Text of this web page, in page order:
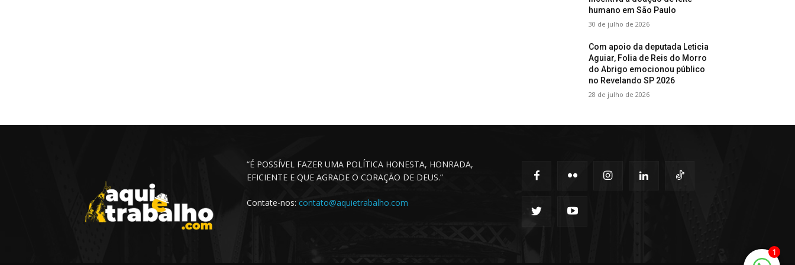
humano em São Paulo
30 de julho de 2026
Com apoio da deputada Leticia
Aguiar, Folia de Reis do Morro
do Abrigo emocionou público
no Revelando SP 2026
28 de julho de 2026
“É POSSÍVEL FAZER UMA POLÍTICA HONESTA, HONRADA,
EFICIENTE E QUE AGRADE O CORAÇÃO DE DEUS.”
Contate-nos: contato@aquietrabalho.com
1